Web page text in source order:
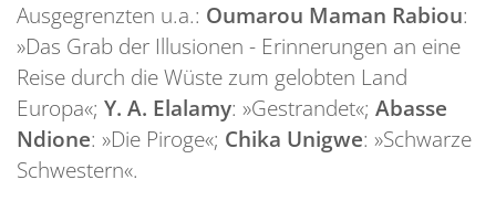
Ausgegrenzten u.a.: Oumarou Maman Rabiou:
»Das Grab der Illusionen - Erinnerungen an eine
Reise durch die Wüste zum gelobten Land
Europa«; Y. A. Elalamy: »Gestrandet«; Abasse
Ndione: »Die Piroge«; Chika Unigwe: »Schwarze
Schwestern«.